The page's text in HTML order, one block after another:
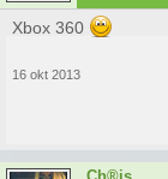
Xbox 360
16 okt 2013